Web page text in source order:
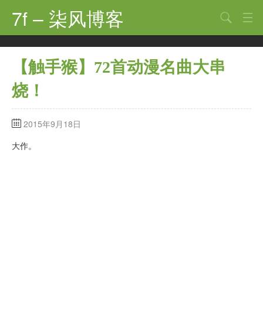
7f – 柒风博客
首页
软件·技术
手机·数码
科技·探索
观点·讨论
搜索
【触手猴】72首动漫名曲大串
烧！
2015年9月18日
大作。